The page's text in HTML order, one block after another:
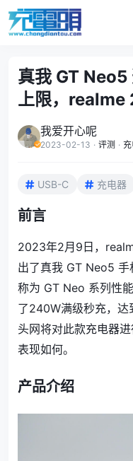
真我 GT Neo5
上限，realme
我爱开心呢
2023-02-13 · 评测 ·
USB-C 充电器
前言
2023年2月9日，
出了真我 GT Neo5
称为 GT Neo 系列性
了240W满级秒充，达
头网将对此款充电器
表现如何。
产品介绍